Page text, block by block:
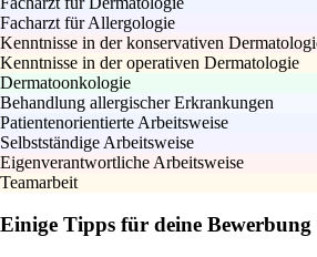
Facharzt für Allergologie
Kenntnisse in der konservativen
Kenntnisse in der operativen Dermatologie
Dermatoonkologie
Behandlung allergischer Erkrankungen
Patientenorientierte Arbeitsweise
Selbstständige Arbeitsweise
Eigenverantwortliche Arbeitsweise
Teamarbeit
Einige Tipps für deine Bewerbung